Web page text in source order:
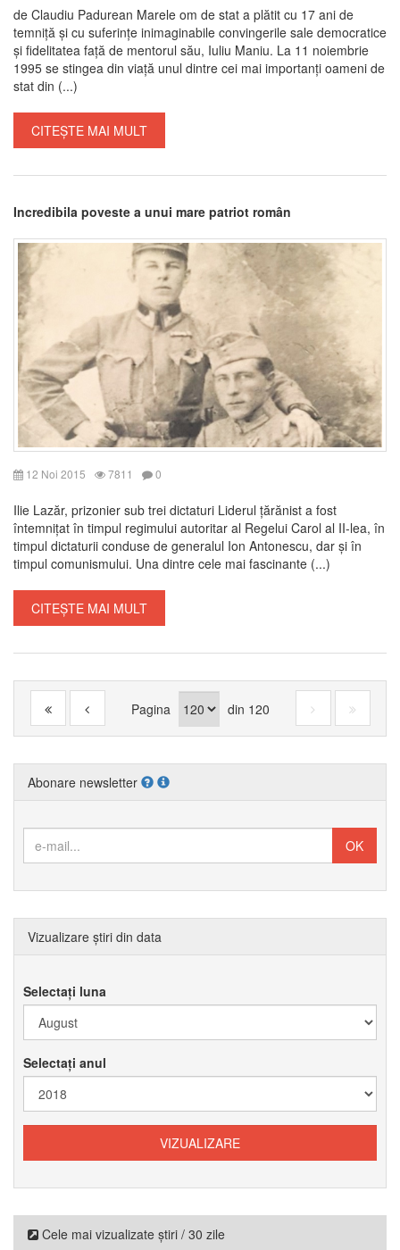
de Claudiu Padurean Marele om de stat a plătit cu 17 ani de
temniță și cu suferințe inimaginabile convingerile sale democratice
și fidelitatea față de mentorul său, Iuliu Maniu. La 11 noiembrie
1995 se stingea din viață unul dintre cei mai importanți oameni de
stat din (...)
CITEȘTE MAI MULT
Incredibila poveste a unui mare patriot român
12 Noi 2015 7811 0
Ilie Lazăr, prizonier sub trei dictaturi Liderul țărănist a fost
întemnițat în timpul regimului autoritar al Regelui Carol al II-lea, în
timpul dictaturii conduse de generalul Ion Antonescu, dar și în
timpul comunismului. Una dintre cele mai fascinante (...)
CITEȘTE MAI MULT
Pagina din 120
Abonare newsletter
Vizualizare știri din data
Selectați luna
Selectați anul
Cele mai vizualizate știri / 30 zile